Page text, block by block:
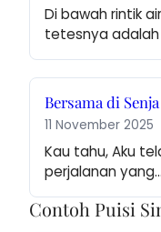
Di bawah rintik
tetesnya adalah
Bersama di Senja
11 November 2025
Kau tahu, Aku
perjalanan yang…
Contoh Puisi